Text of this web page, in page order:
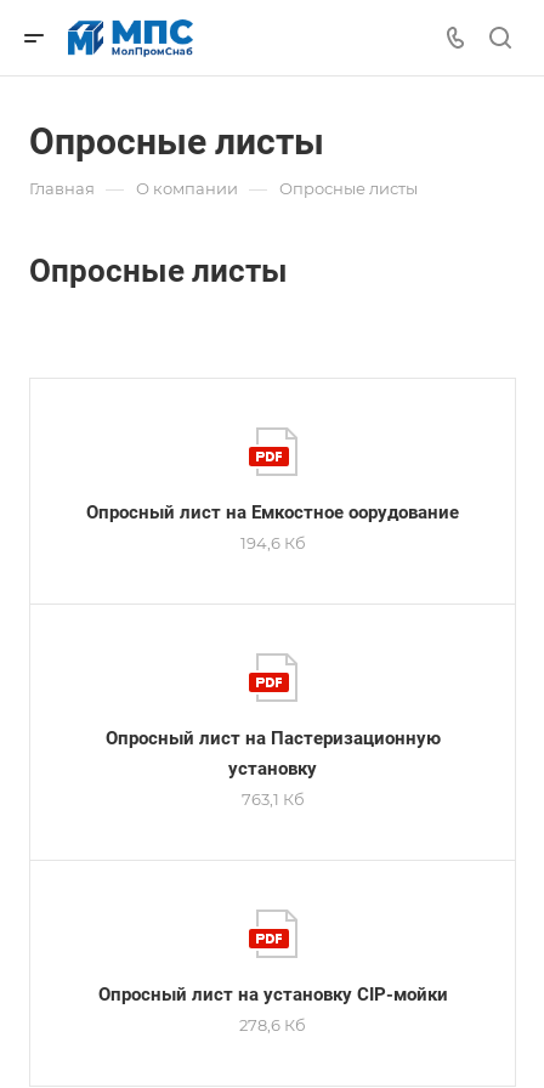
Опросные листы
Главная — О компании — Опросные листы
Опросные листы
Опросный лист на Емкостное оорудование
194,6 Кб
Опросный лист на Пастеризационную
установку
763,1 Кб
Опросный лист на установку CIP-мойки
278,6 Кб